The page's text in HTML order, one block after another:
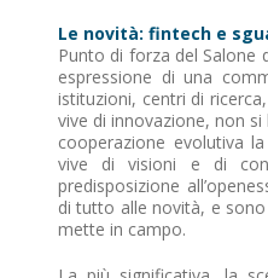
Le novità: fintech e
Punto di forza del Salone
espressione di una
istituzioni, centri di
vive di innovazione, non
cooperazione evolutiva
vive di visioni e di
predisposizione
di tutto alle novità, e sono
mette in campo.